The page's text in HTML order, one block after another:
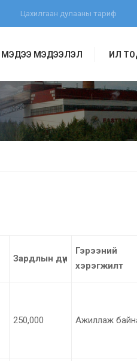
Цахилгаан дулааны тариф
МЭДЭЭ МЭДЭЭЛЭЛ ИЛ
Зардлын дүн
Гэрээний
хэрэгжилт
250,000 Ажиллаж